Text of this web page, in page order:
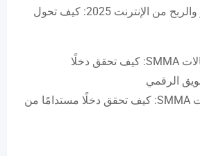
فرص العمل الحر والربح من الإنترنت 2025: كيف تحول
أسرار نجاح وكالات SMMA: كيف تحقق دخلًا مستدامًا من